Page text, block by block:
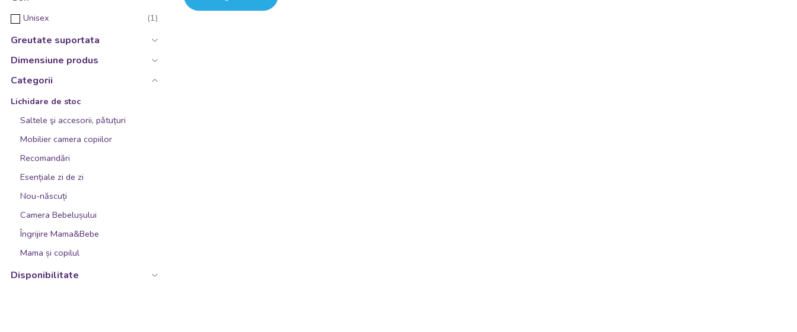
Unisex
Greutate suportata
Dimensiune produs
Categorii
Lichidare de stoc
Saltele şi accesorii, pǎtuțuri
Mobilier camera copiilor
Recomandări
Esențiale zi de zi
Nou-născuți
Camera Bebelușului
Îngrijire Mama&Bebe
Mama și copilul
Disponibilitate